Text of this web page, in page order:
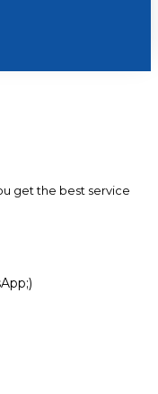
get the best service